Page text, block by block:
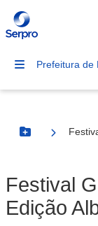
Prefeitura de
Botão Menu
Festival
Edição